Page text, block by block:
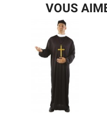
VOUS